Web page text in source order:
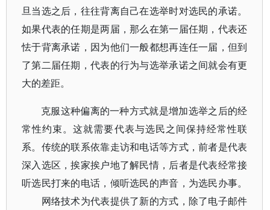
旦当选之后，往往背离自己在选举时对选民的承诺。
如果代表的任期是两届，那么在第一届任期，代表还
怯于背离承诺，因为他们一般都想再连任一届，但到
了第二届任期，代表的行为与选举承诺之间就会有更
大的差距。
克服这种偏离的一种方式就是增加选举之后的经
常性约束。这就需要代表与选民之间保持经常性联
系。传统的联系依靠走访和电话等方式，前者是代表
深入选区，挨家挨户地了解民情，后者是代表经常接
听选民打来的电话，倾听选民的声音，为选民办事。
网络技术为代表提供了新的方式，除了电子邮件